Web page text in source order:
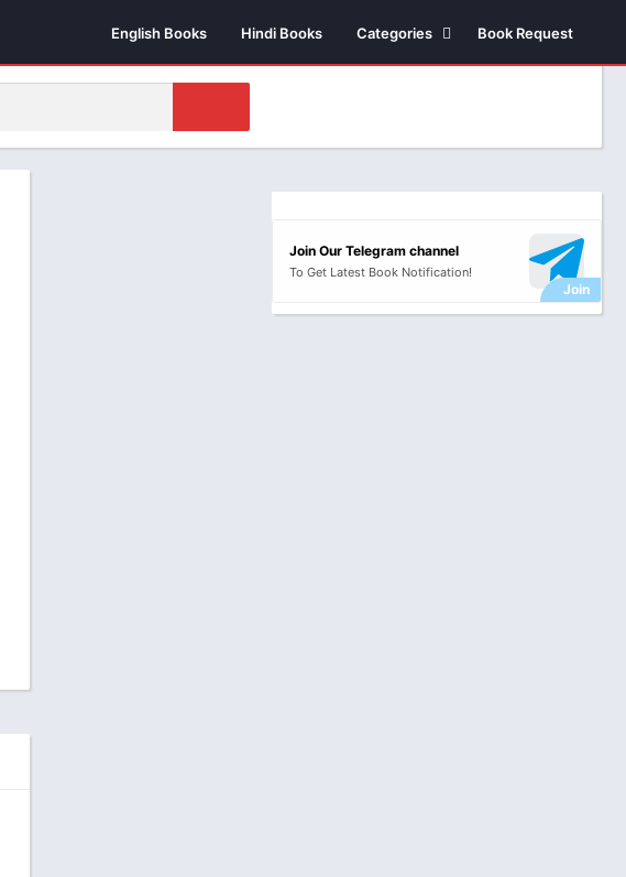
English Books Hindi Books Categories
Biography /
Health
Novels
Novels
Book Request
Join Our Telegram channel
To Get Latest Book Notification!